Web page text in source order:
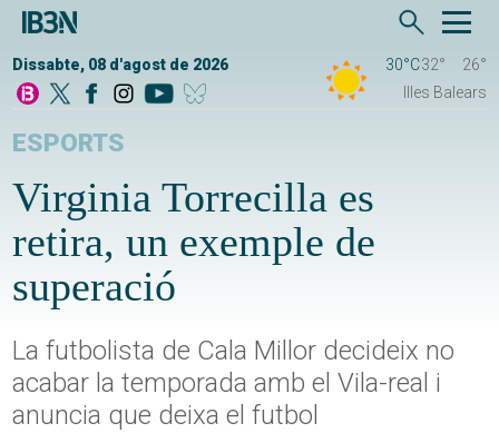
Dissabte, 08 d'agost de 2026 30°C32°
26°
Illes Balears
ESPORTS
Virginia Torrecilla es
retira, un exemple de
superació
La futbolista de Cala Millor decideix no
acabar la temporada amb el Vila-real i
anuncia que deixa el futbol